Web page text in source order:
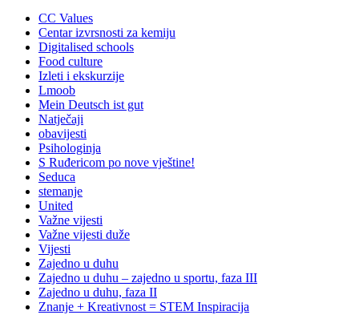
CC Values
Centar izvrsnosti za kemiju
Digitalised schools
Food culture
Izleti i ekskurzije
Lmoob
Mein Deutsch ist gut
Natječaji
obavijesti
Psihologinja
S Ruđericom po nove vještine!
Seduca
stemanje
United
Važne vijesti
Važne vijesti duže
Vijesti
Zajedno u duhu
Zajedno u duhu – zajedno u sportu, faza III
Zajedno u duhu, faza II
Znanje + Kreativnost = STEM Inspiracija